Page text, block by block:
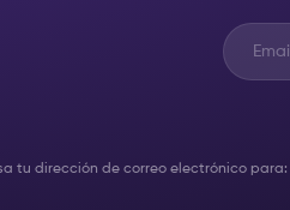
tu dirección de correo electrónico